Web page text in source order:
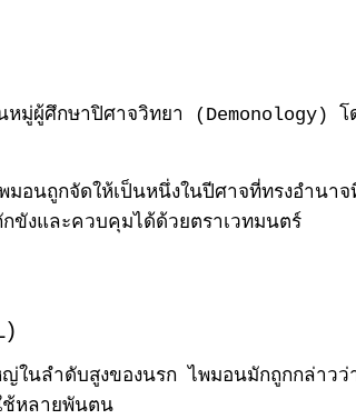
นหมู่ผู้ศึกษาปิศาจวิทยา (Demonology)
นถูกจัดให้เป็นหนึ่งในปีศาจที่ทรงอำนา
ขังและควบคุมได้ด้วยตราเวทมนตร์
ในลำดับสูงของนรก ไพมอนมักถูกกล่าว
ช้หลายพันตน